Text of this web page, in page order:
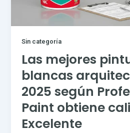
Sin categoría
Las mejores
blancas
2025 según
Paint obtiene
Excelente